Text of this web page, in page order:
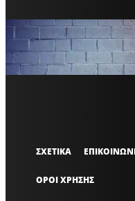
OFFICIAL
ΣΧΕΤΙΚΑ
ΟΡΟΙ ΧΡΗΣΗΣ